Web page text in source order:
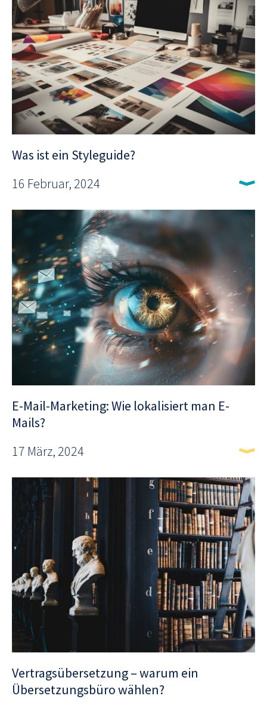
Was ist ein Styleguide?
16 Februar, 2024
E-Mail-Marketing: Wie lokalisiert man E-
Mails?
17 März, 2024
Vertragsübersetzung – warum ein
Übersetzungsbüro wählen?